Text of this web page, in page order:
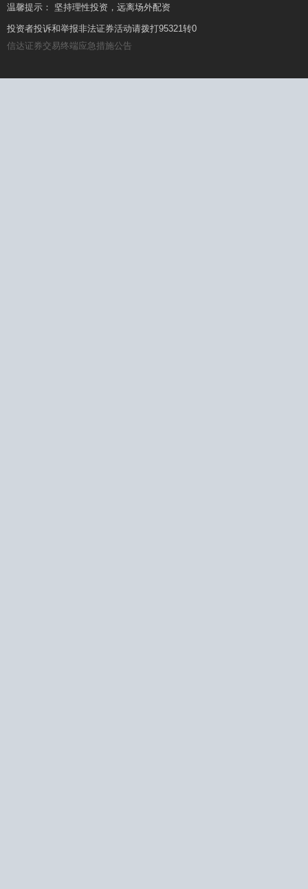
温馨提示： 坚持理性投资，远离场外配资
温馨提示： 场外配资杠杆高、风险大，要远离!
投资者投诉和举报非法证券活动请拨打95321转0
信达证券交易终端应急措施公告